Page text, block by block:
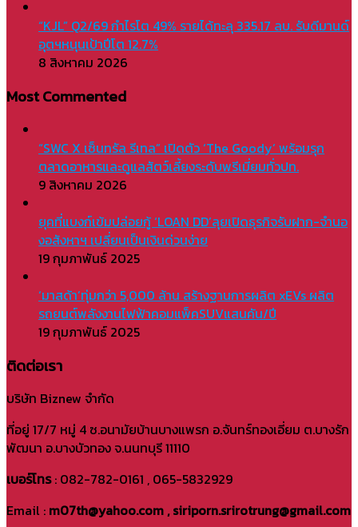
“KJL” Q2/69 กำไรโต 49% รายได้ทะลุ 335.17 ลบ. รับดีมานด์
อุตฯหนุนเป้าปีโต 12.7%
8 สิงหาคม 2026
Most Commented
“SWC X เซ็นทรัล รีเทล” เปิดตัว ‘The Goody’ พร้อมรุก
ตลาดอาหารและดูแลสัตว์เลี้ยงระดับพรีเมี่ยมทั่วปท.
9 สิงหาคม 2026
ยุคที่แบงก์เข้มปล่อยกู้ ‘LOAN DD’ลุยเปิดธุรกิจรับฝาก-จำนอ
งอสังหาฯ เปลี่ยนเป็นเงินด่วนง่าย
19 กุมภาพันธ์ 2025
‘มาสด้า’ทุ่มกว่า 5,000 ล้าน สร้างฐานการผลิต xEVs ผลิต
รถยนต์พลังงานไฟฟ้าคอมแพ็คSUVแสนคัน/ปี
19 กุมภาพันธ์ 2025
ติดต่อเรา
บริษัท Biznew จำกัด
ที่อยู่ 17/7 หมู่ 4 ซ.อนามัยบ้านบางแพรก อ.จันทร์ทองเอี่ยม ต.บางรัก
พัฒนา อ.บางบัวทอง จ.นนทบุรี 11110
เบอร์โทร: 082-782-0161 , 065-5832929
Email : m07th@yahoo.com , siriporn.srirotrung@gmail.com